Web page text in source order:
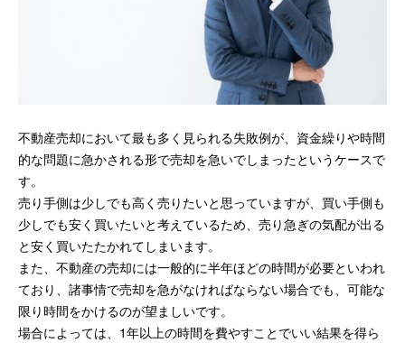
不動産売却において最も多く見られる失敗例が、資金繰りや時間
的な問題に急かされる形で売却を急いでしまったというケースで
す。
売り手側は少しでも高く売りたいと思っていますが、買い手側も
少しでも安く買いたいと考えているため、売り急ぎの気配が出る
と安く買いたたかれてしまいます。
また、不動産の売却には一般的に半年ほどの時間が必要といわれ
ており、諸事情で売却を急がなければならない場合でも、可能な
限り時間をかけるのが望ましいです。
場合によっては、1年以上の時間を費やすことでいい結果を得ら